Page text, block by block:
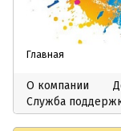
Главная
О компании
Служба